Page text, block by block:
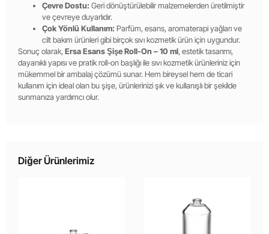
Çevre Dostu: Geri dönüştürülebilir malzemelerden üretilmiştir
ve çevreye duyarlıdır.
Çok Yönlü Kullanım: Parfüm, esans, aromaterapi yağları ve
cilt bakım ürünleri gibi birçok sıvı kozmetik ürün için uygundur.
Sonuç olarak, Ersa Esans Şişe Roll-On – 10 ml, estetik tasarımı,
dayanıklı yapısı ve pratik roll-on başlığı ile sıvı kozmetik ürünleriniz için
mükemmel bir ambalaj çözümü sunar. Hem bireysel hem de ticari
kullanım için ideal olan bu şişe, ürünlerinizi şık ve kullanışlı bir şekilde
sunmanıza yardımcı olur.
Diğer Ürünlerimiz